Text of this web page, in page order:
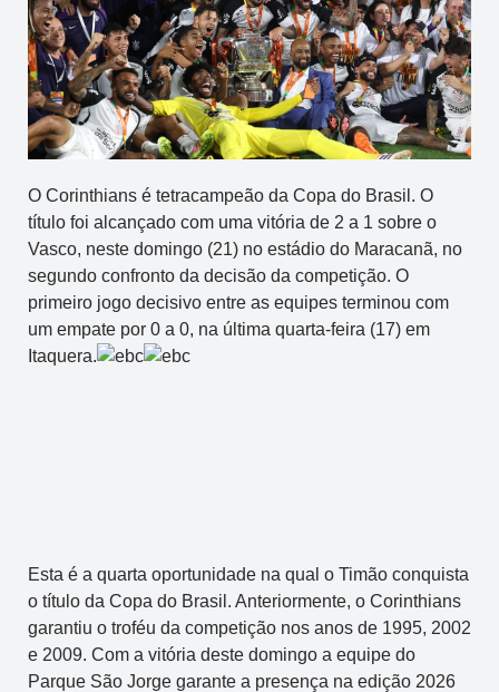
O Corinthians é tetracampeão da Copa do Brasil. O
título foi alcançado com uma vitória de 2 a 1 sobre o
Vasco, neste domingo (21) no estádio do Maracanã, no
segundo confronto da decisão da competição. O
primeiro jogo decisivo entre as equipes terminou com
um empate por 0 a 0, na última quarta-feira (17) em
Itaquera.
Esta é a quarta oportunidade na qual o Timão conquista
o título da Copa do Brasil. Anteriormente, o Corinthians
garantiu o troféu da competição nos anos de 1995, 2002
e 2009. Com a vitória deste domingo a equipe do
Parque São Jorge garante a presença na edição 2026